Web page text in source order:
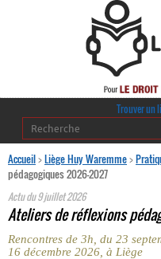
Trouver un
Accueil>Liège Huy Waremme>
pédagogiques 2026-2027
Actu du9 juillet 2026
Ateliers de réflexions
Rencontres de 3h, du 23
16 décembre 2026, à Liège